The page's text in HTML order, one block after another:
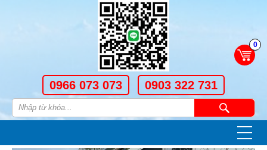
0
0966 073 073 0903 322 731
—
—
—